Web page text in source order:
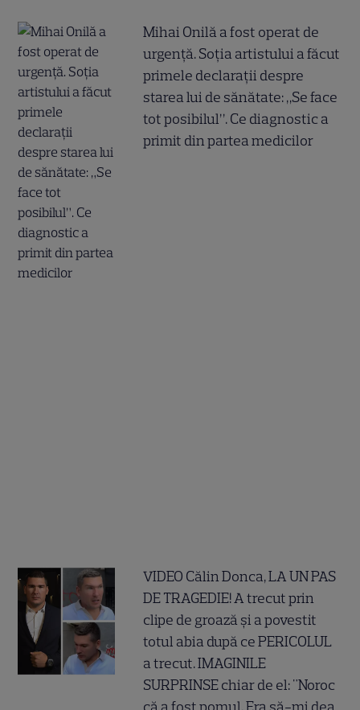
Mihai Onilă a fost operat de
urgență. Soția artistului a făcut
primele declarații despre
starea lui de sănătate: „Se face
tot posibilul”. Ce diagnostic a
primit din partea medicilor
VIDEO Călin Donca, LA UN PAS
DE TRAGEDIE! A trecut prin
clipe de groază și a povestit
totul abia după ce PERICOLUL
a trecut. IMAGINILE
SURPRINSE chiar de el: "Noroc